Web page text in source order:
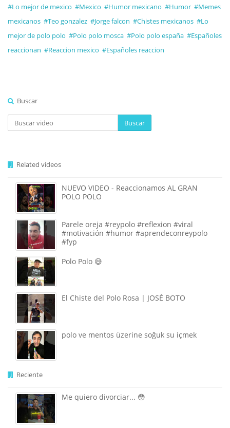
#Lo mejor de mexico #Mexico #Humor mexicano #Humor #Memes
mexicanos #Teo gonzalez #Jorge falcon #Chistes mexicanos #Lo
mejor de polo polo #Polo polo mosca #Polo polo españa #Españoles
reaccionan #Reaccion mexico #Españoles reaccion
Buscar
Buscar
Related videos
NUEVO VIDEO - Reaccionamos AL GRAN
POLO POLO
Parele oreja #reypolo #reflexion #viral
#motivación #humor #aprendeconreypolo
#fyp
Polo Polo 😅
El Chiste del Polo Rosa | JOSÉ BOTO
polo ve mentos üzerine soğuk su içmek
Reciente
Me quiero divorciar... 😳